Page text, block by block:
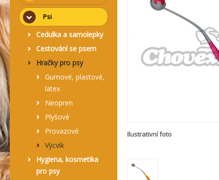
Psi
Cedulka a samolepky
Cestování se psem
Hračky pro psy
Gumové, plastové,
latex
Neopren
Plyšové
Provazové
Výcvik
Hygiena, kosmetika
pro psy
Ilustrativní foto